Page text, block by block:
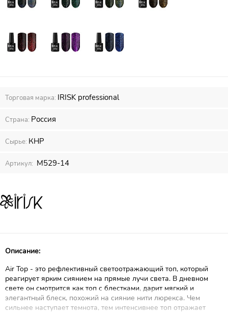
Торговая марка: IRISK professional
Страна: Россия
Сырье: КНР
Артикул: М529-14
Описание:
Air Top - это рефлективный светоотражающий топ, который
реагирует ярким сиянием на прямые лучи света. В дневном
свете он смотрится как топ с блестками, дарит мягкий и
элегантный блеск, похожий на сияние нити люрекса. Чем
сильнее наступает темнота, тем интенсивнее топ отражает